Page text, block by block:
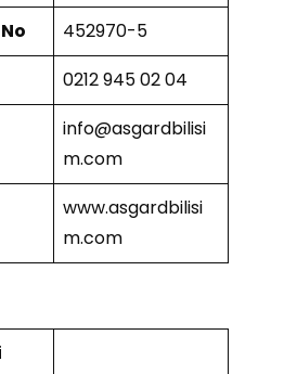
452970-5
0212 945 02 04
info@asgardbilisi
m.com
www.asgardbilisi
m.com